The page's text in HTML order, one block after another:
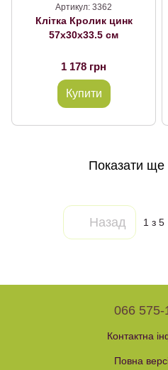
Артикул: 3362
Клітка Кролик цинк
57x30x33.5 см
1 178 грн
Купити
Показати ще
Назад 1 з 5
066 575-
Контактна
Повна